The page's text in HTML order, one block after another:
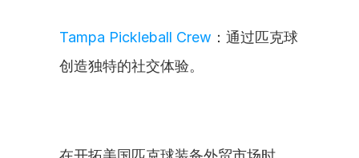
Tampa Pickleball Crew ：通过匹克球
创造独特的社交体验。